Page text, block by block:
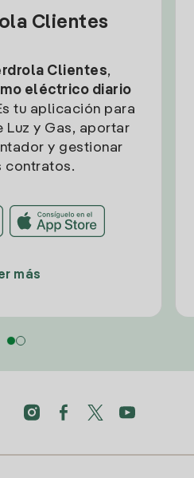
Clientes
Clientes,
eléctrico diario
tu aplicación para
Luz y Gas, aportar
y gestionar
contratos.
más